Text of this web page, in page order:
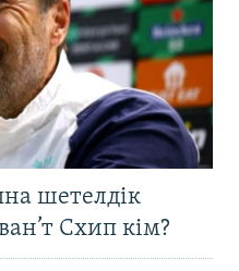
шетелдік
Схип кім?